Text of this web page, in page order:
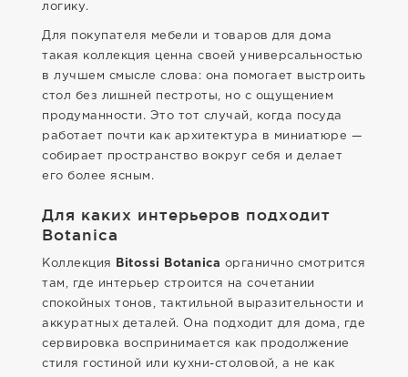
логику.
Для покупателя мебели и товаров для дома
такая коллекция ценна своей универсальностью
в лучшем смысле слова: она помогает выстроить
стол без лишней пестроты, но с ощущением
продуманности. Это тот случай, когда посуда
работает почти как архитектура в миниатюре —
собирает пространство вокруг себя и делает
его более ясным.
Для каких интерьеров подходит
Botanica
Коллекция Bitossi Botanica органично смотрится
там, где интерьер строится на сочетании
спокойных тонов, тактильной выразительности и
аккуратных деталей. Она подходит для дома, где
сервировка воспринимается как продолжение
стиля гостиной или кухни-столовой, а не как